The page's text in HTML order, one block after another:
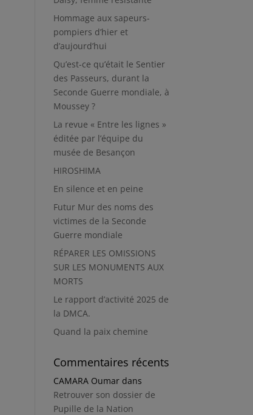
Hommage aux sapeurs-
pompiers d’hier et
d’aujourd’hui
Qu’est-ce qu’était le Sentier
des Passeurs, durant la
Seconde Guerre mondiale, à
Moussey ?
La revue « Entre les lignes »
éditée par l’équipe du
musée de Besançon
HIROSHIMA
En silence et en peine
Futur Mur des noms des
victimes de la Seconde
Guerre mondiale
RÉPARER LES OMISSIONS
SUR LES MONUMENTS AUX
MORTS
Le rapport d’activité 2025 de
la DMCA.
Quand la paix chemine
Commentaires récents
CAMARA Oumar dans
Retrouver son dossier de
Pupille de la Nation